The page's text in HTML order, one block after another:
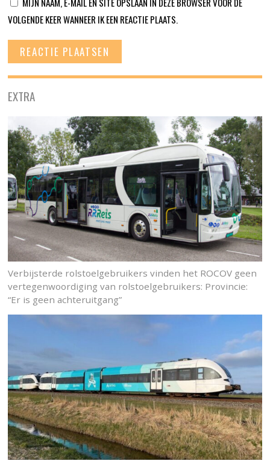
VOLGENDE KEER WANNEER IK EEN REACTIE PLAATS.
EXTRA
Verbijsterde rolstoelgebruikers vinden het ROCOV geen
vertegenwoordiging van rolstoelgebruikers: Provincie:
“Er is geen achteruitgang”